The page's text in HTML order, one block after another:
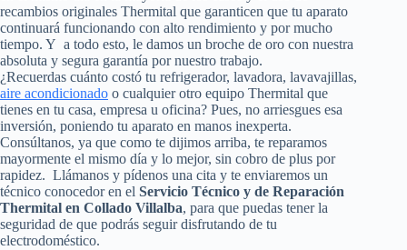
recambios originales Thermital que garanticen que tu aparato
continuará funcionando con alto rendimiento y por mucho
tiempo. Y a todo esto, le damos un broche de oro con nuestra
absoluta y segura garantía por nuestro trabajo.
¿Recuerdas cuánto costó tu refrigerador, lavadora, lavavajillas,
aire acondicionado o cualquier otro equipo Thermital que
tienes en tu casa, empresa u oficina? Pues, no arriesgues esa
inversión, poniendo tu aparato en manos inexperta.
Consúltanos, ya que como te dijimos arriba, te reparamos
mayormente el mismo día y lo mejor, sin cobro de plus por
rapidez. Llámanos y pídenos una cita y te enviaremos un
técnico conocedor en el Servicio Técnico y de Reparación
Thermital en Collado Villalba, para que puedas tener la
seguridad de que podrás seguir disfrutando de tu
electrodoméstico.